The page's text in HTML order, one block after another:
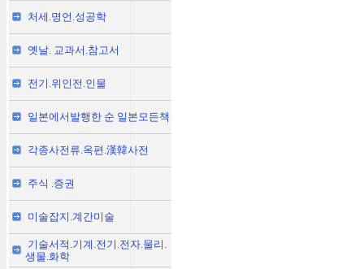
처세.명언.성공학
옛날. 교과서.참고서
전기.위인전.인물
일본에서발행한 순 일본모든책
각종사전류.옥편.漢韓사전
주식 .증권
미술잡지.계간미술
기술서적.기계.전기.전자.물리.
생물.화학